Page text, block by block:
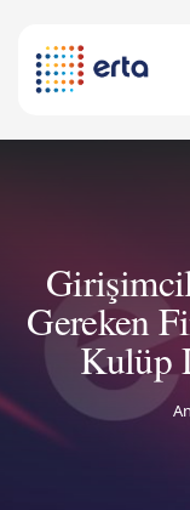
Gereken
Kulüp